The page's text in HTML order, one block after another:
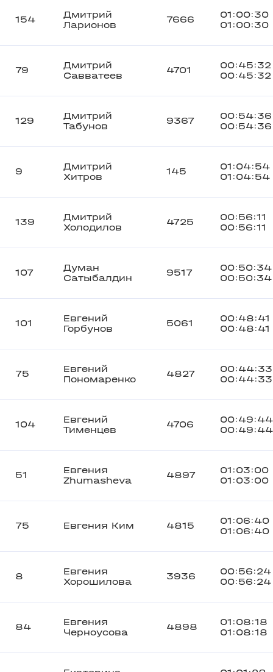
154
Дмитрий
Ларионов
7666
01:00:30
01:00:30
79
Дмитрий
Савватеев
4701
00:45:32
00:45:32
129
Дмитрий
Табунов
9367
00:54:36
00:54:36
9
Дмитрий
Хитров
145
01:04:54
01:04:54
139
Дмитрий
Холодилов
4725
00:56:11
00:56:11
107
Думан
Сатыбалдин
9517
00:50:34
00:50:34
101
Евгений
Горбунов
5061
00:48:41
00:48:41
75
Евгений
Пономаренко
4827
00:44:33
00:44:33
104
Евгений
Тименцев
4706
00:49:44
00:49:44
51
Евгения
Zhumasheva
4897
01:03:00
01:03:00
75 Евгения Ким 4815
01:06:40
01:06:40
8
Евгения
Хорошилова
3936
00:56:24
00:56:24
84
Евгения
Черноусова
4898
01:08:18
01:08:18